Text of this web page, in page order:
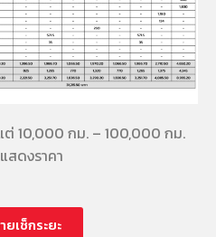
ต่ 10,000 กม. – 100,000 กม.
สดงราคา
เช็กระยะ